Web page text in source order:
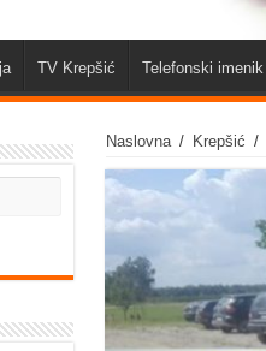
TV Krepšić Telefonski imenik
Naslovna / Krepšić /